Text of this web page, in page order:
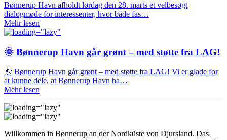
Bønnerup Havn afholdt lørdag den 28. marts et velbesøgt
dialogmøde for interessenter, hvor både fas…
Mehr lesen
🌞 Bønnerup Havn går grønt – med støtte fra LAG!
🌞 Bønnerup Havn går grønt – med støtte fra LAG! Vi er glade for
at kunne dele, at Bønnerup Havn ha…
Mehr lesen
Willkommen in Bønnerup an der Nordküste von Djursland. Das